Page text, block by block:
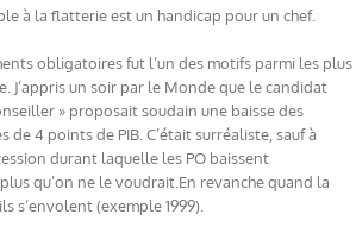
à la flatterie est un handicap pour un chef.
obligatoires fut l’un des motifs parmi les plus
J’appris un soir par le Monde que le candidat
» proposait soudain une baisse des
4 points de PIB. C’était surréaliste, sauf à
durant laquelle les PO baissent
qu’on ne le voudrait.En revanche quand la
s’envolent (exemple 1999).